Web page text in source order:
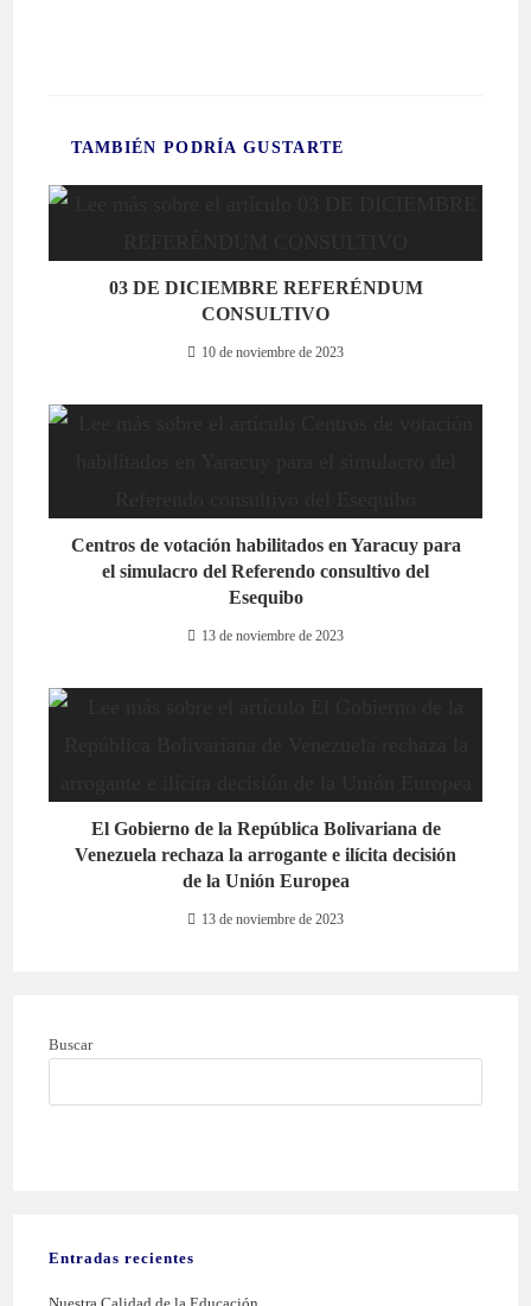
TAMBIÉN PODRÍA GUSTARTE
03 DE DICIEMBRE REFERÉNDUM
CONSULTIVO
10 de noviembre de 2023
Centros de votación habilitados en Yaracuy para
el simulacro del Referendo consultivo del
Esequibo
13 de noviembre de 2023
El Gobierno de la República Bolivariana de
Venezuela rechaza la arrogante e ilícita decisión
de la Unión Europea
13 de noviembre de 2023
Buscar
Entradas recientes